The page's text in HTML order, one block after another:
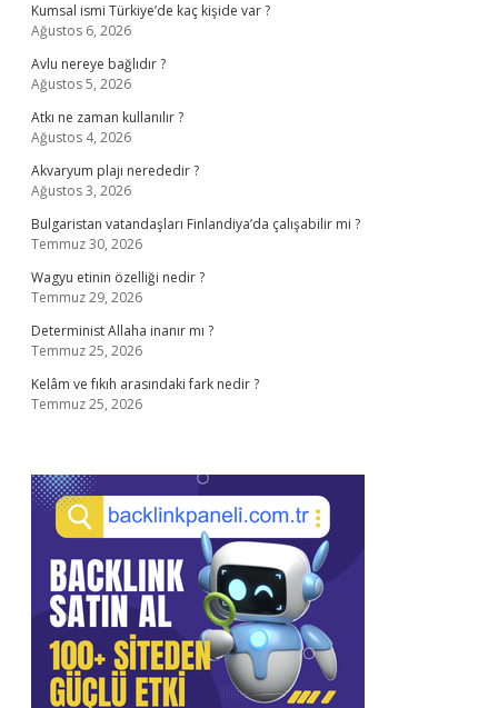
Kumsal ismi Türkiye’de kaç kişide var ?
Ağustos 6, 2026
Avlu nereye bağlıdır ?
Ağustos 5, 2026
Atkı ne zaman kullanılır ?
Ağustos 4, 2026
Akvaryum plajı nerededir ?
Ağustos 3, 2026
Bulgaristan vatandaşları Finlandiya’da çalışabilir mi ?
Temmuz 30, 2026
Wagyu etinin özelliği nedir ?
Temmuz 29, 2026
Determinist Allaha inanır mı ?
Temmuz 25, 2026
Kelâm ve fıkıh arasındaki fark nedir ?
Temmuz 25, 2026